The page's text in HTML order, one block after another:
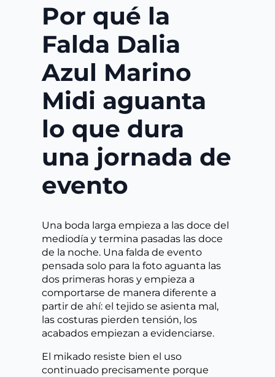
Por qué la
Falda Dalia
Azul Marino
Midi aguanta
lo que dura
una jornada de
evento
Una boda larga empieza a las doce del
mediodía y termina pasadas las doce
de la noche. Una falda de evento
pensada solo para la foto aguanta las
dos primeras horas y empieza a
comportarse de manera diferente a
partir de ahí: el tejido se asienta mal,
las costuras pierden tensión, los
acabados empiezan a evidenciarse.
El mikado resiste bien el uso
continuado precisamente porque